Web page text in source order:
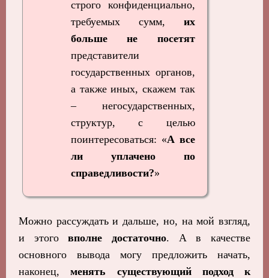
строго конфиденциально,
требуемых сумм, их
больше не посетят
представители
государственных органов,
а также иных, скажем так
– негосударственных,
структур, с целью
поинтересоваться: «А все
ли уплачено по
справедливости?»
Можно рассуждать и дальше, но, на мой взгляд,
и этоговполне достаточно. А в качестве
основного вывода могу предложить начать,
наконец,менять существующий подход к